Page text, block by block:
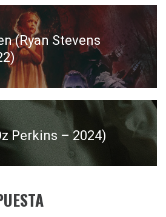
(Ryan Stevens
Perkins – 2024)